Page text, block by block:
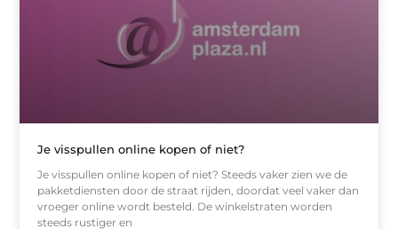
Je visspullen online kopen of niet?
Je visspullen online kopen of niet? Steeds vaker zien we de
pakketdiensten door de straat rijden, doordat veel vaker dan
vroeger online wordt besteld. De winkelstraten worden
steeds rustiger en